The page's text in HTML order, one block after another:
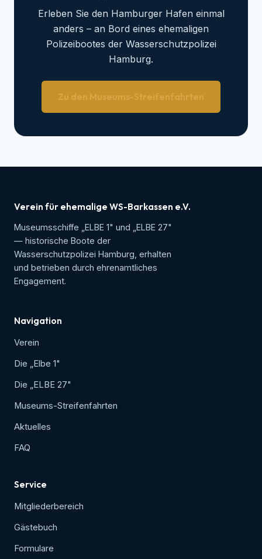
Erleben Sie den Hamburger Hafen einmal
anders – an Bord eines ehemaligen
Polizeibootes der Wasserschutzpolizei
Hamburg.
Zu den Museums-Streifenfahrten
Verein für ehemalige WS-Barkassen e.V.
Museumsschiffe „ELBE 1" und „ELBE 27"
— historische Boote der
Wasserschutzpolizei Hamburg, erhalten
und betrieben durch ehrenamtliches
Engagement.
Navigation
Verein
Die „Elbe 1"
Die „ELBE 27"
Museums-Streifenfahrten
Aktuelles
FAQ
Service
Mitgliederbereich
Gästebuch
Formulare